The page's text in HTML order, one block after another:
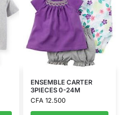
ENSEMBLE CARTER
3PIECES 0-24M
CFA12.500